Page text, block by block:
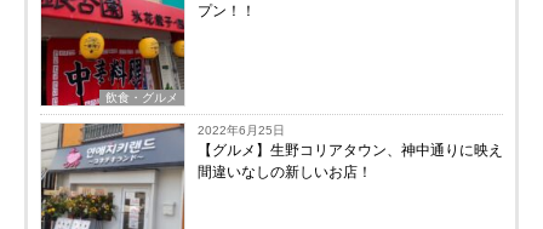
飲食・グルメ
プン！！
2022年6月25日
【グルメ】生野コリアタウン、神中通りに映え
間違いなしの新しいお店！